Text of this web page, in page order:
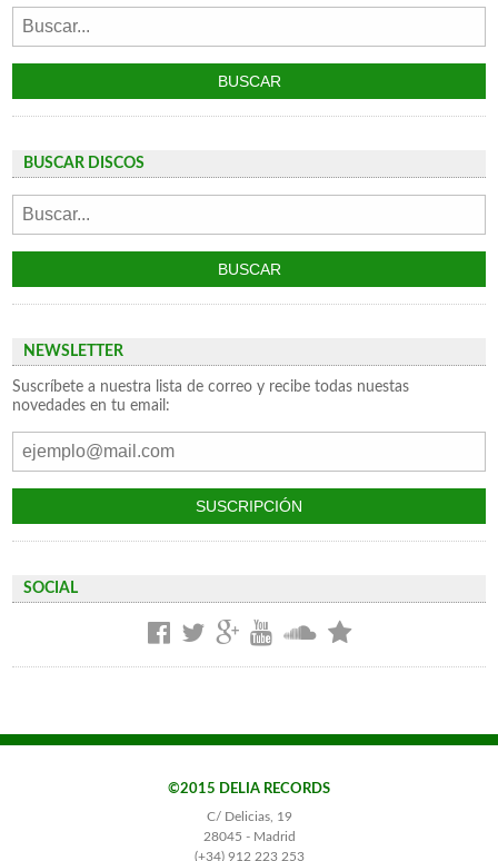
BUSCAR DISCOS
NEWSLETTER
Suscríbete a nuestra lista de correo y recibe todas nuestas
novedades en tu email:
SOCIAL
©2015 DELIA RECORDS
C/ Delicias, 19
28045 - Madrid
(+34) 912 223 253